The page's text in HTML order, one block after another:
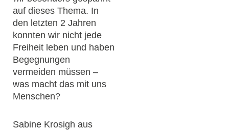
auf dieses Thema. In
den letzten 2 Jahren
konnten wir nicht jede
Freiheit leben und haben
Begegnungen
vermeiden müssen –
was macht das mit uns
Menschen?
Sabine Krosigh aus